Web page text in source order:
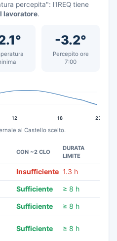
percepita": l'IREQ tiene
lavoratore.
-3.2°
Percepito ore
7:00
12 18 23
al Castello scelto.
CON ~2 CLO
DURATA
LIMITE
Insufficiente 1.3 h
Sufficiente ≥ 8 h
Sufficiente ≥ 8 h
Sufficiente ≥ 8 h